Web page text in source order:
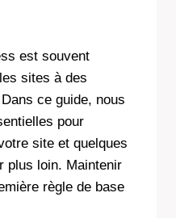
est souvent
sites à des
ce guide, nous
pour
site et quelques
plus loin. Maintenir
règle de base